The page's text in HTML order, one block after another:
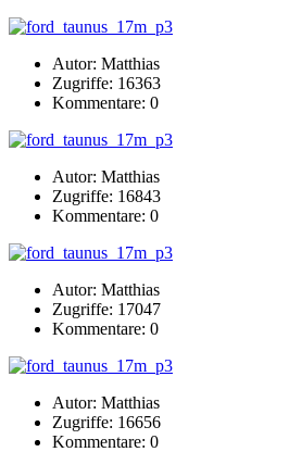
Autor: Matthias
Zugriffe: 16363
Kommentare: 0
Autor: Matthias
Zugriffe: 16843
Kommentare: 0
Autor: Matthias
Zugriffe: 17047
Kommentare: 0
Autor: Matthias
Zugriffe: 16656
Kommentare: 0